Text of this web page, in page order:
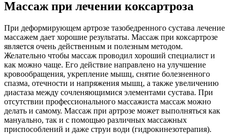
Массаж при лечении коксартроза
При деформирующем артрозе тазобедренного сустава лечение
массажем дает хорошие результаты. Массаж при коксартрозе
является очень действенным и полезным методом.
Желательно чтобы массаж проводил хороший специалист и
как можно чаще. Его действие направлено на улучшение
кровообращения, укрепление мышц, снятие болезненного
спазма, отечности и напряжения мышц, а также увеличению
диастаза между сочленяющимися элементами сустава. При
отсутствии профессионального массажиста массаж можно
делать и самому. Массаж при артрозе может выполняться как
мануально, так и с помощью различных массажных
приспособлений и даже струи води (гидрокинезотерапия).